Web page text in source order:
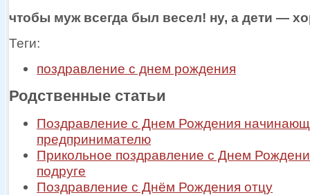
чтобы муж всегда был весел! ну, а дети —
Теги:
поздравление с днем рождения
Родственные статьи
Поздравление с Днем Рождения
предпринимателю
Прикольное поздравление с Днем
подруге
Поздравление с Днём Рождения отцу